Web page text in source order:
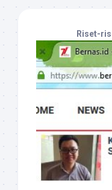
Riset-